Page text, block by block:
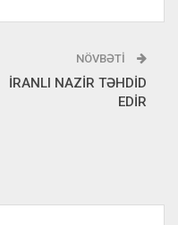
NÖVBƏTI
İRANLI NAZİR TƏHDİD
EDİR